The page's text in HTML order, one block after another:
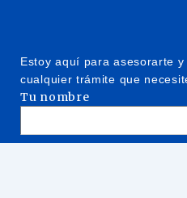
Estoy aquí para asesorarte
cualquier trámite que
Tu nombre